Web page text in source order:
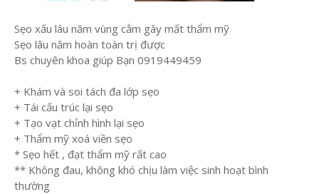
Sẹo xấu lâu năm vùng cằm gây mất thẩm mỹ
Sẹo lâu năm hoàn toàn trị được
Bs chuyên khoa giúp Bạn 0919449459
+ Khám và soi tách đa lớp sẹo
+ Tái cấu trúc lại sẹo
+ Tạo vạt chỉnh hình lại sẹo
+ Thẩm mỹ xoá viền sẹo
* Sẹo hết , đạt thẩm mỹ rất cao
** Không đau, không khó chịu làm việc sinh hoạt bình
thường